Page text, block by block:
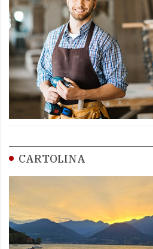
CARTOLINA